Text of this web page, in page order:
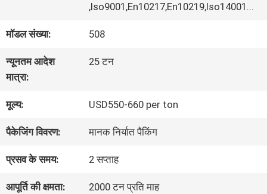
कारखाने
का
दौरा
गुणवत्ता
नियंत्रण
,Iso9001,En10217,En10219,Iso14001...
मॉडल संख्या: 508
न्यूनतम आदेश
मात्रा:
25 टन
मूल्य: USD550-660 per ton
पैकेजिंग विवरण: मानक निर्यात पैकिंग
प्रसव के समय: 2 सप्ताह
आपूर्ति की क्षमता: 2000 टन प्रति माह